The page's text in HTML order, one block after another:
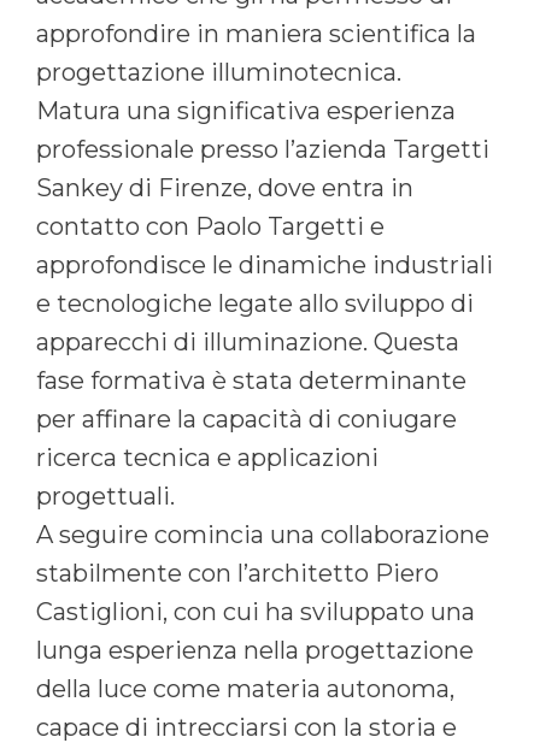
approfondire in maniera scientifica la
progettazione illuminotecnica.
Matura una significativa esperienza
professionale presso l’azienda Targetti
Sankey di Firenze, dove entra in
contatto con Paolo Targetti e
approfondisce le dinamiche industriali
e tecnologiche legate allo sviluppo di
apparecchi di illuminazione. Questa
fase formativa è stata determinante
per affinare la capacità di coniugare
ricerca tecnica e applicazioni
progettuali.
A seguire comincia una collaborazione
stabilmente con l’architetto Piero
Castiglioni, con cui ha sviluppato una
lunga esperienza nella progettazione
della luce come materia autonoma,
capace di intrecciarsi con la storia e